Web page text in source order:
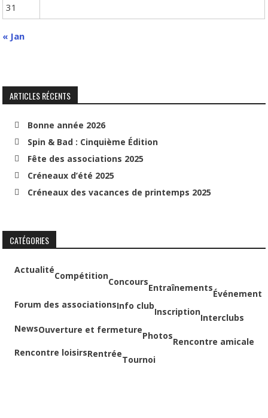
31
« Jan
ARTICLES RÉCENTS
Bonne année 2026
Spin & Bad : Cinquième Édition
Fête des associations 2025
Créneaux d’été 2025
Créneaux des vacances de printemps 2025
CATÉGORIES
Actualité
Compétition
Concours
Entraînements
Événement
Forum des associationsInfo club
Inscription
Interclubs
NewsOuverture et fermeture
Photos
Rencontre amicale
Rencontre loisirsRentrée
Tournoi